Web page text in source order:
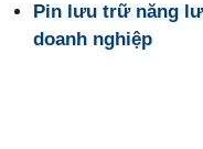
Pin lưu trữ năng
doanh nghiệp